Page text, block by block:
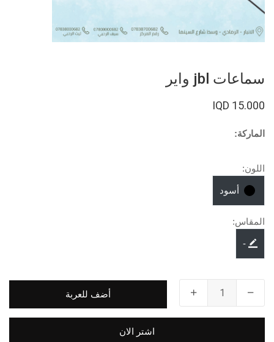
سماعات jbl واير
15.000 IQD
الماركة:
اللون:
المقاس:
-
أضف للعربة
اشتر الان